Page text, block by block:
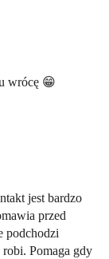
wrócę 😁
jest bardzo
przed
podchodzi
robi. Pomaga gdy